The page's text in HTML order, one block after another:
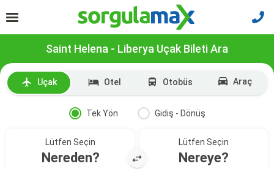
Saint Helena - Liberya Uçak Bileti Ara
Uçak Otel Otobüs Araç
Tek Yön Gidiş - Dönüş
Lütfen Seçin
Nereden?
Lütfen Seçin
Nereye?